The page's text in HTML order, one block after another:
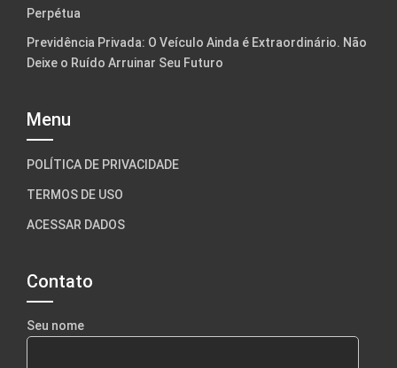
Perpétua
Previdência Privada: O Veículo Ainda é Extraordinário. Não
Deixe o Ruído Arruinar Seu Futuro
Menu
POLÍTICA DE PRIVACIDADE
TERMOS DE USO
ACESSAR DADOS
Contato
Seu nome